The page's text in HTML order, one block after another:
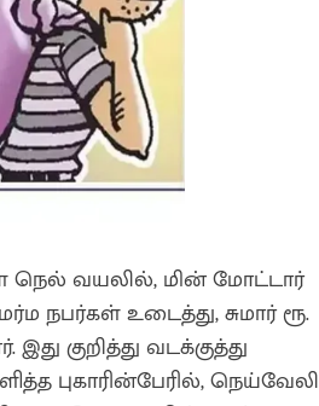
நெல் வயலில், மின் மோட்டார்
நபர்கள் உடைத்து, சுமார் ரூ.
குறித்து வடக்குத்து
புகாரின்பேரில், நெய்வேலி